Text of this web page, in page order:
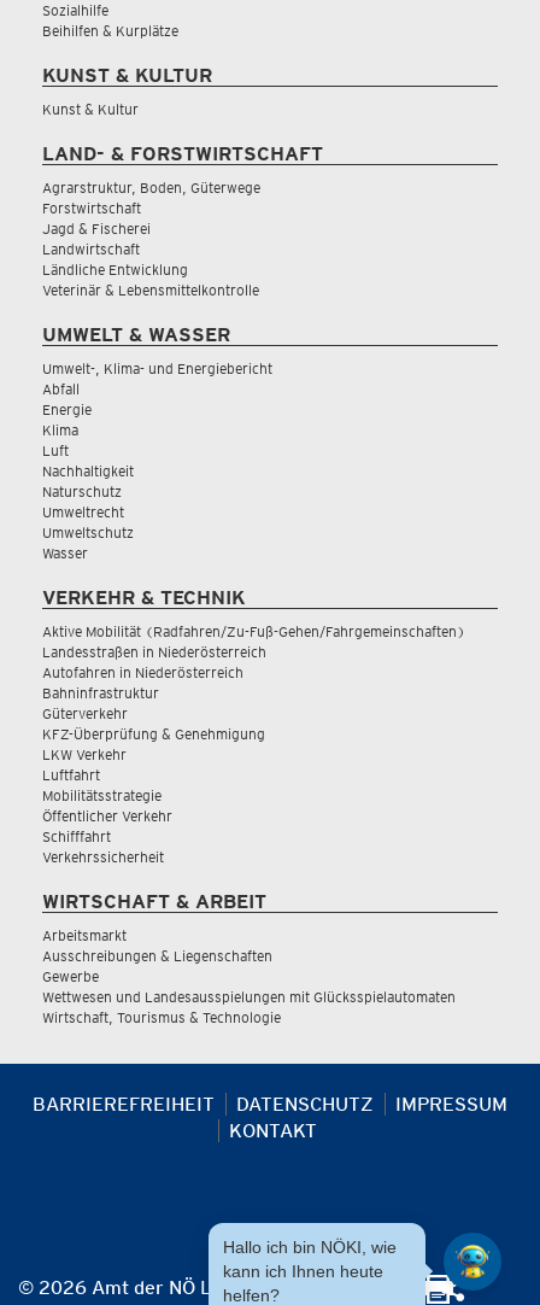
Sozialhilfe
Beihilfen & Kurplätze
KUNST & KULTUR
Kunst & Kultur
LAND- & FORSTWIRTSCHAFT
Agrarstruktur, Boden, Güterwege
Forstwirtschaft
Jagd & Fischerei
Landwirtschaft
Ländliche Entwicklung
Veterinär & Lebensmittelkontrolle
UMWELT & WASSER
Umwelt-, Klima- und Energiebericht
Abfall
Energie
Klima
Luft
Nachhaltigkeit
Naturschutz
Umweltrecht
Umweltschutz
Wasser
VERKEHR & TECHNIK
Aktive Mobilität (Radfahren/Zu-Fuß-Gehen/Fahrgemeinschaften)
Landesstraßen in Niederösterreich
Autofahren in Niederösterreich
Bahninfrastruktur
Güterverkehr
KFZ-Überprüfung & Genehmigung
LKW Verkehr
Luftfahrt
Mobilitätsstrategie
Öffentlicher Verkehr
Schifffahrt
Verkehrssicherheit
WIRTSCHAFT & ARBEIT
Arbeitsmarkt
Ausschreibungen & Liegenschaften
Gewerbe
Wettwesen und Landesausspielungen mit Glücksspielautomaten
Wirtschaft, Tourismus & Technologie
BARRIEREFREIHEIT DATENSCHUTZ
IMPRESSUM
KONTAKT
© 2026 Amt der NÖ Landesregierung
Hallo ich bin NÖKI, wie
kann ich Ihnen heute
helfen?